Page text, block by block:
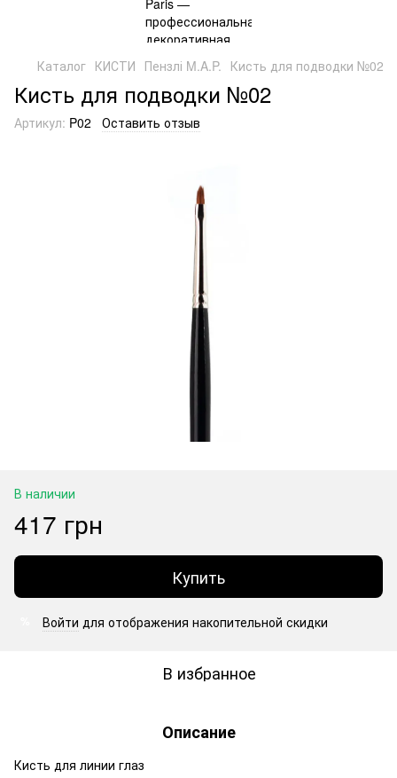
Каталог КИСТИ Пензлі M.A.P. Кисть для подводки №02
Кисть для подводки №02
Артикул: P02 Оставить отзыв
В наличии
417 грн
Купить
Войти для отображения накопительной скидки
В избранное
Описание
Кисть для линии глаз